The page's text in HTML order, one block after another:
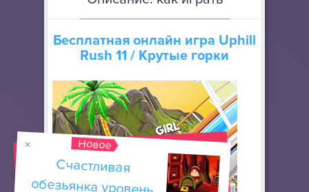
Бесплатная онлайн игра Uphill
Rush 11 / Крутые горки
Новое
Счастливая
обезьянка уровень